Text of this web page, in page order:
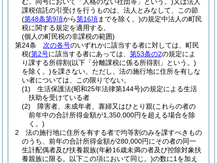
課税信託の引受けを行うものは、法人とみなして、この節
(第48条第9項から第16項までを除く。)の規定中法人の町民
税に関する規定を適用する。
(個人の町民税の非課税の範囲)
第24条
次の各号のいずれかに該当する者に対しては、町民
税(第2号に該当する者にあっては、 第53条の2の規定によ
り課する所得割(以下「分離課税に係る所得割」という。)
を除く。)を課さない。 ただし、法の施行地に住所を有しな
い者については、この限りでない。
(1)
生活保護法(昭和25年法律第144号)の規定による生活
扶助を受けている者
(2)
障害者、未成年者、寡婦又はひとり親(これらの者の
前年中の合計所得金額が1,350,000円を超える場合を除
く。)
2
法の施行地に住所を有する者で均等割のみを課すべきもの
のうち、前年の合計所得金額が280,000円にその者の同一
生計配偶者及び扶養親族(年齢16歳未満の者及び控除対象扶
養親族に限る。以下この項において同じ。)の数に1を加え